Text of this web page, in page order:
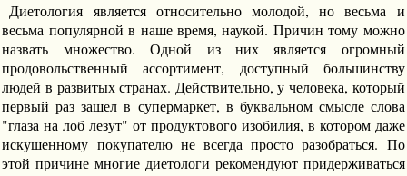
Диетология является относительно молодой, но весьма и
весьма популярной в наше время, наукой. Причин тому можно
назвать множество. Одной из них является огромный
продовольственный ассортимент, доступный большинству
людей в развитых странах. Действительно, у человека, который
первый раз зашел в супермаркет, в буквальном смысле слова
"глаза на лоб лезут" от продуктового изобилия, в котором даже
искушенному покупателю не всегда просто разобраться. По
этой причине многие диетологи рекомендуют придерживаться